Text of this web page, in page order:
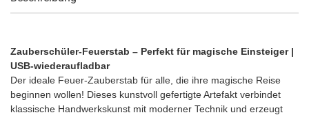
Zauberschüler-Feuerstab – Perfekt für magische Einsteiger |
USB-wiederaufladbar
Der ideale Feuer-Zauberstab für alle, die ihre magische Reise
beginnen wollen! Dieses kunstvoll gefertigte Artefakt verbindet
klassische Handwerkskunst mit moderner Technik und erzeugt